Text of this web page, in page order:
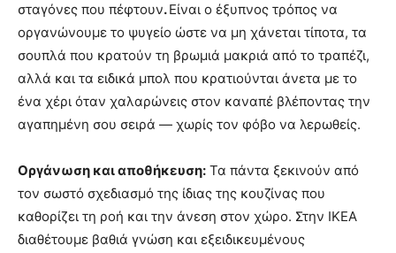
σταγόνες που πέφτουν.Είναι ο έξυπνος τρόπος να
οργανώνουμε το ψυγείο ώστε να μη χάνεται τίποτα, τα
σουπλά που κρατούν τη βρωμιά μακριά από το τραπέζι,
αλλά και τα ειδικά μπολ που κρατιούνται άνετα με το
ένα χέρι όταν χαλαρώνεις στον καναπέ βλέποντας την
αγαπημένη σου σειρά — χωρίς τον φόβο να λερωθείς.
Οργάνωση και αποθήκευση: Τα πάντα ξεκινούν από
τον σωστό σχεδιασμό της ίδιας της κουζίνας που
καθορίζει τη ροή και την άνεση στον χώρο. Στην ΙΚΕΑ
διαθέτουμε βαθιά γνώση και εξειδικευμένους